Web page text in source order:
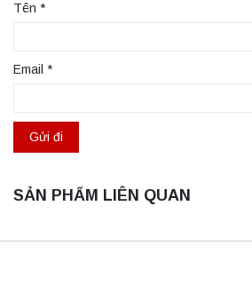
Tên *
Email *
SẢN PHẨM LIÊN QUAN